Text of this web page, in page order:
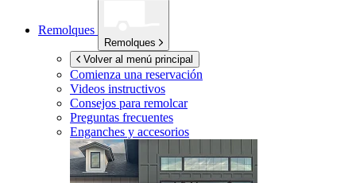
Remolques
Remolques
Volver al menú principal
Comienza una reservación
Videos instructivos
Consejos para remolcar
Preguntas frecuentes
Enganches y accesorios